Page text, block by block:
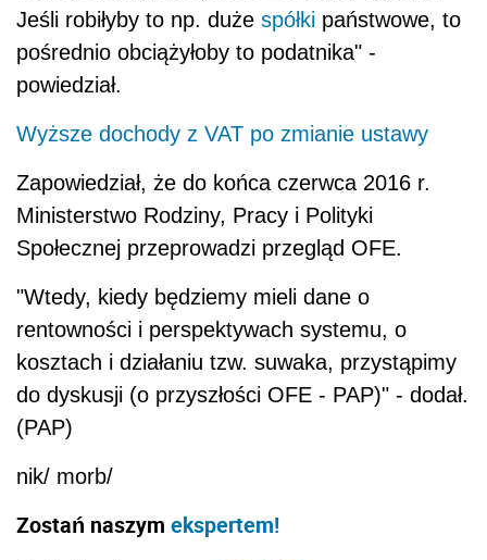
Jeśli robiłyby to np. duże spółki państwowe, to
pośrednio obciążyłoby to podatnika" -
powiedział.
Wyższe dochody z VAT po zmianie ustawy
Zapowiedział, że do końca czerwca 2016 r.
Ministerstwo Rodziny, Pracy i Polityki
Społecznej przeprowadzi przegląd OFE.
"Wtedy, kiedy będziemy mieli dane o
rentowności i perspektywach systemu, o
kosztach i działaniu tzw. suwaka, przystąpimy
do dyskusji (o przyszłości OFE - PAP)" - dodał.
(PAP)
nik/ morb/
Zostań naszym ekspertem!